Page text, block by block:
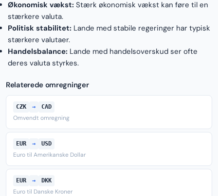
Økonomisk vækst: Stærk økonomisk vækst kan føre til en
stærkere valuta.
Politisk stabilitet: Lande med stabile regeringer har typisk
stærkere valutaer.
Handelsbalance: Lande med handelsoverskud ser ofte
deres valuta styrkes.
Relaterede omregninger
CZK → CAD
Omvendt omregning
EUR → USD
Euro til Amerikanske Dollar
EUR → DKK
Euro til Danske Kroner